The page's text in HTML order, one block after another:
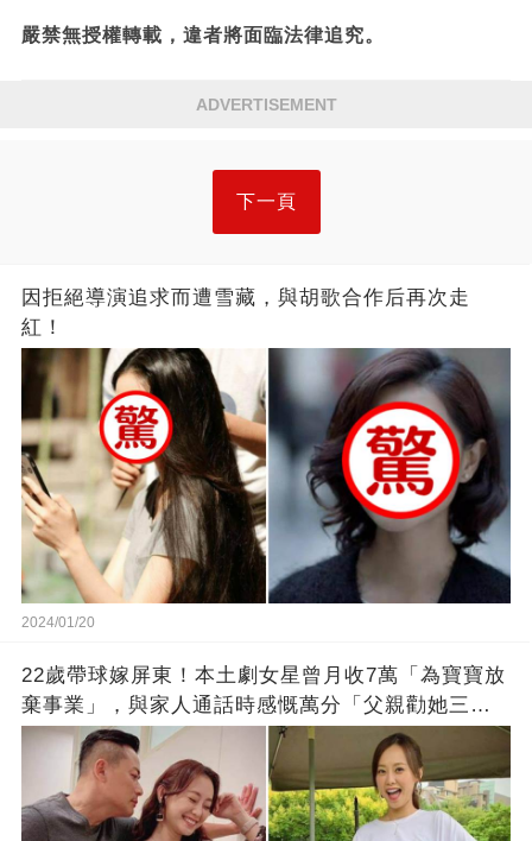
嚴禁無授權轉載，違者將面臨法律追究。
ADVERTISEMENT
下一頁
因拒絕導演追求而遭雪藏，與胡歌合作后再次走
紅！
2024/01/20
22歲帶球嫁屏東！本土劇女星曾月收7萬「為寶寶放
棄事業」，與家人通話時感慨萬分「父親勸她三
思」：只有過一次眼淚